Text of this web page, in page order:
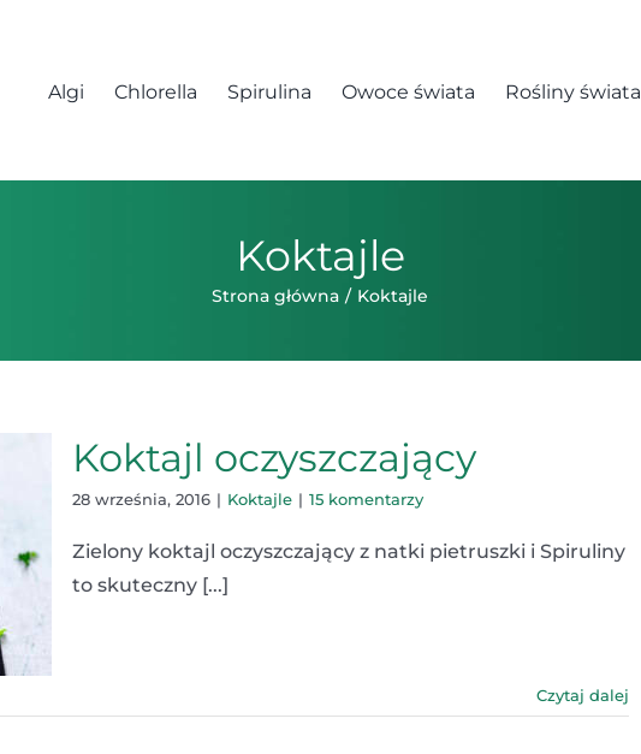
Algi Chlorella Spirulina Owoce świata Rośliny świata
Koktajle
Strona główna Koktajle
Koktajl oczyszczający
28 września, 2016 | Koktajle | 15 komentarzy
Zielony koktajl oczyszczający z natki pietruszki i Spiruliny
to skuteczny [...]
Czytaj dalej